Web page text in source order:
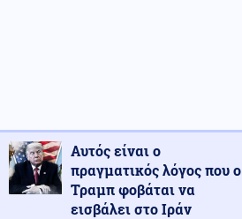
Αυτός είναι ο
πραγματικός λόγος που ο
Τραμπ φοβάται να
εισβάλει στο Ιράν